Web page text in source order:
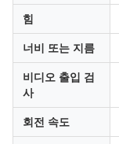
힘
너비 또는 지름
비디오 출입 검
사
회전 속도